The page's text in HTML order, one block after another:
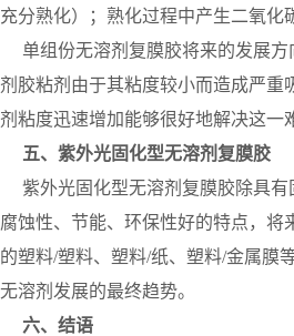
充分熟化）；熟化过程中产生二氧
单组份无溶剂复膜胶将来的发展方
剂胶粘剂由于其粘度较小而造成严
剂粘度迅速增加能够很好地解决这一
五、紫外光固化型无溶剂复膜胶
紫外光固化型无溶剂复膜胶除具有
腐蚀性、节能、环保性好的特点，
的塑料/塑料、塑料/纸、塑料/金属膜
无溶剂发展的最终趋势。
六、结语